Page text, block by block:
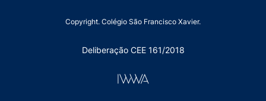
Copyright. Colégio São Francisco Xavier.
Deliberação CEE 161/2018